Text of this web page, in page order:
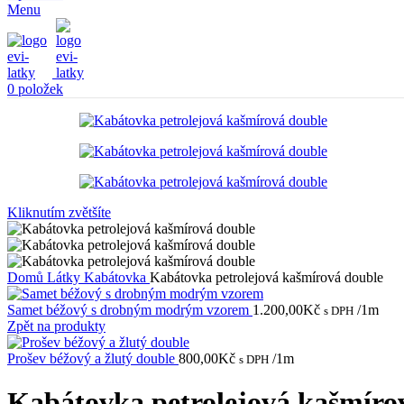
Menu
0 položek
Kliknutím zvětšíte
Domů Látky Kabátovka Kabátovka petrolejová kašmírová double
Samet béžový s drobným modrým vzorem 1.200,00Kč s DPH /1m
Zpět na produkty
Prošev béžový a žlutý double 800,00Kč s DPH /1m